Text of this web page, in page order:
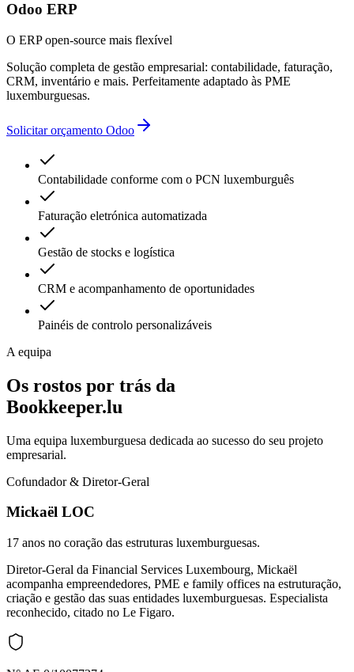
Odoo ERP
O ERP open-source mais flexível
Solução completa de gestão empresarial: contabilidade, faturação,
CRM, inventário e mais. Perfeitamente adaptado às PME
luxemburguesas.
Solicitar orçamento Odoo
Contabilidade conforme com o PCN luxemburguês
Faturação eletrónica automatizada
Gestão de stocks e logística
CRM e acompanhamento de oportunidades
Painéis de controlo personalizáveis
A equipa
Os rostos por trás da
Bookkeeper.lu
Uma equipa luxemburguesa dedicada ao sucesso do seu projeto
empresarial.
Cofundador & Diretor-Geral
Mickaël LOC
17 anos no coração das estruturas luxemburguesas.
Diretor-Geral da Financial Services Luxembourg, Mickaël
acompanha empreendedores, PME e family offices na estruturação,
criação e gestão das suas entidades luxemburguesas. Especialista
reconhecido, citado no Le Figaro.